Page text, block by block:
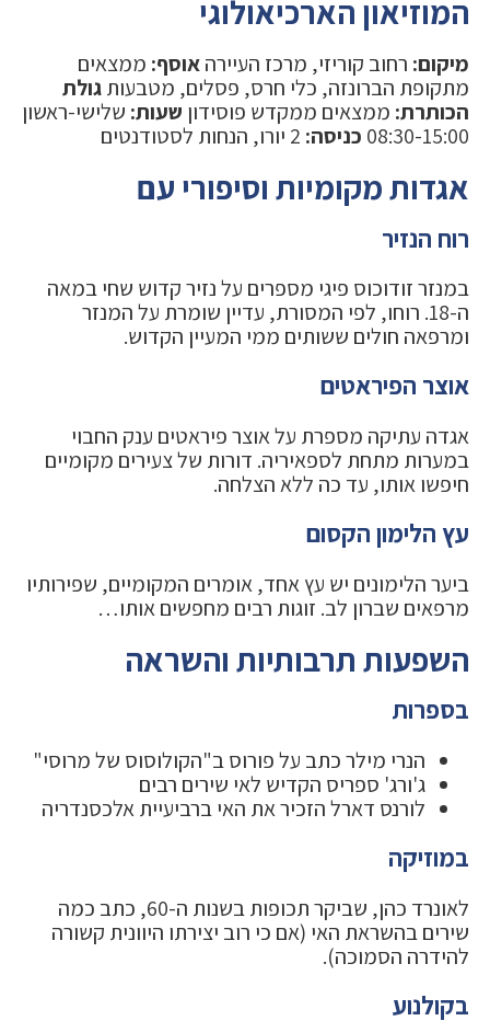
המוזיאון הארכיאולוגי
מיקום: רחוב קוריזי, מרכז העיירהאוסף: ממצאים
מתקופת הברונזה, כלי חרס, פסלים, מטבעותגולת
הכותרת: ממצאים ממקדש פוסידון שעות: שלישי-ראשון
08:30-15:00 כניסה:
אגדות מקומיות וסיפורי עם
רוח הנזיר
במנזר זודוכוס פיגי מספרים על נזיר קדוש שחי במאה
ה-18. רוחו, לפי המסורת, עדיין שומרת על המנזר
ומרפאה חולים ששותים ממי המעיין הקדוש.
אוצר הפיראטים
אגדה עתיקה מספרת על אוצר פיראטים ענק החבוי
במערות מתחת לספאיריה. דורות של צעירים מקומיים
חיפשו אותו, עד כה ללא הצלחה.
עץ הלימון הקסום
ביער הלימונים יש עץ אחד, אומרים המקומיים, שפירותיו
מרפאים שברון לב. זוגות רבים מחפשים אותו…
השפעות תרבותיות והשראה
בספרות
הנרי מילר כתב על פורוס ב"הקולוסוס של מרוסי"
ג'ורג' ספריס הקדיש לאי שירים רבים
לורנס דארל הזכיר את האי ברביעיית אלכסנדריה
במוזיקה
לאונרד כהן, שביקר תכופות בשנות ה-60, כתב כמה
שירים בהשראת האי (אם כי רוב יצירתו היוונית קשורה
להידרה הסמוכה).
בקולנוע